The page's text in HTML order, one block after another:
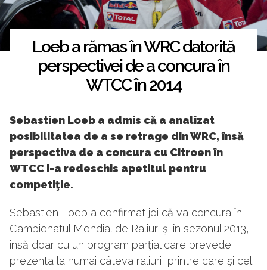
Loeb a rămas în WRC datorită
perspectivei de a concura în
WTCC în 2014
Sebastien Loeb a admis că a analizat
posibilitatea de a se retrage din WRC, însă
perspectiva de a concura cu Citroen în
WTCC i-a redeschis apetitul pentru
competiţie.
Sebastien Loeb a confirmat joi că va concura în
Campionatul Mondial de Raliuri şi în sezonul 2013,
însă doar cu un program parţial care prevede
prezenta la numai câteva raliuri, printre care şi cel